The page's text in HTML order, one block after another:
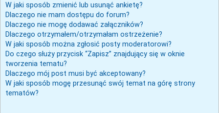
W jaki sposób zmienić lub usunąć ankietę?
Dlaczego nie mam dostępu do forum?
Dlaczego nie mogę dodawać załączników?
Dlaczego otrzymałem/otrzymałam ostrzeżenie?
W jaki sposób można zgłosić posty moderatorowi?
Do czego służy przycisk “Zapisz” znajdujący się w oknie
tworzenia tematu?
Dlaczego mój post musi być akceptowany?
W jaki sposób mogę przesunąć swój temat na górę strony
tematów?